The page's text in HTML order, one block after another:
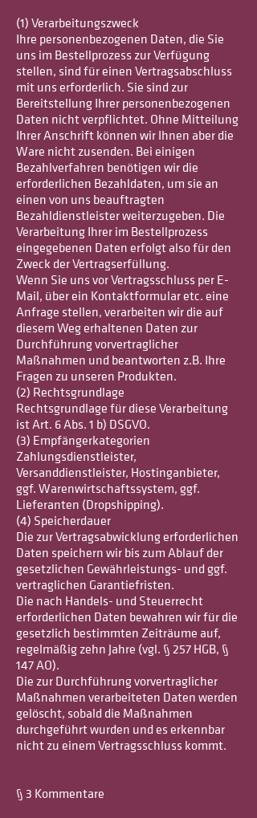
(1) Verarbeitungszweck
Ihre personenbezogenen Daten, die Sie
uns im Bestellprozess zur Verfügung
stellen, sind für einen Vertragsabschluss
mit uns erforderlich. Sie sind zur
Bereitstellung Ihrer personenbezogenen
Daten nicht verpflichtet. Ohne Mitteilung
Ihrer Anschrift können wir Ihnen aber die
Ware nicht zusenden. Bei einigen
Bezahlverfahren benötigen wir die
erforderlichen Bezahldaten, um sie an
einen von uns beauftragten
Bezahldienstleister weiterzugeben. Die
Verarbeitung Ihrer im Bestellprozess
eingegebenen Daten erfolgt also für den
Zweck der Vertragserfüllung.
Wenn Sie uns vor Vertragsschluss per E-
Mail, über ein Kontaktformular etc. eine
Anfrage stellen, verarbeiten wir die auf
diesem Weg erhaltenen Daten zur
Durchführung vorvertraglicher
Maßnahmen und beantworten z.B. Ihre
Fragen zu unseren Produkten.
(2) Rechtsgrundlage
Rechtsgrundlage für diese Verarbeitung
ist Art. 6 Abs. 1 b) DSGVO.
(3) Empfängerkategorien
Zahlungsdienstleister,
Versanddienstleister, Hostinganbieter,
ggf. Warenwirtschaftssystem, ggf.
Lieferanten (Dropshipping).
(4) Speicherdauer
Die zur Vertragsabwicklung erforderlichen
Daten speichern wir bis zum Ablauf der
gesetzlichen Gewährleistungs- und ggf.
vertraglichen Garantiefristen.
Die nach Handels- und Steuerrecht
erforderlichen Daten bewahren wir für die
gesetzlich bestimmten Zeiträume auf,
regelmäßig zehn Jahre (vgl. § 257 HGB, §
147 AO).
Die zur Durchführung vorvertraglicher
Maßnahmen verarbeiteten Daten werden
gelöscht, sobald die Maßnahmen
durchgeführt wurden und es erkennbar
nicht zu einem Vertragsschluss kommt.
§ 3 Kommentare